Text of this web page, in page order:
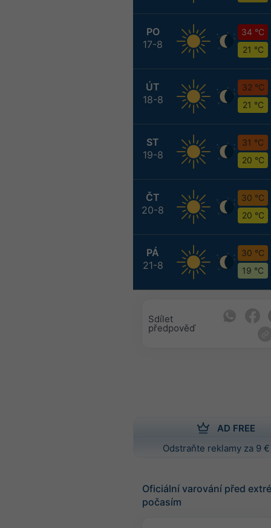
PO
17-8
34 °C
21 °C
ÚT
18-8
32 °C
21 °C
ST
19-8
31 °C
20 °C
ČT
20-8
30 °C
20 °C
PÁ
21-8
30 °C
19 °C
Sdílet
předpověď
AD FREE
Odstraňte reklamy za 9
Oficiální varování před
počasím